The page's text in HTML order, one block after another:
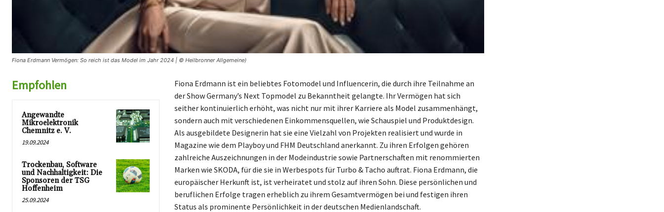
Fiona Erdmann Vermögen: So reich ist das Model im Jahr 2024 | © Heilbronner Allgemeine)
Empfohlen
Angewandte
Mikroelektronik
Chemnitz e. V.
19.09.2024
Trockenbau, Software
und Nachhaltigkeit: Die
Sponsoren der TSG
Hoffenheim
25.09.2024
Fiona Erdmann ist ein beliebtes Fotomodel und Influencerin, die durch ihre Teilnahme an
der Show Germany’s Next Topmodel zu Bekanntheit gelangte. Ihr Vermögen hat sich
seither kontinuierlich erhöht, was nicht nur mit ihrer Karriere als Model zusammenhängt,
sondern auch mit verschiedenen Einkommensquellen, wie Schauspiel und Produktdesign.
Als ausgebildete Designerin hat sie eine Vielzahl von Projekten realisiert und wurde in
Magazine wie dem Playboy und FHM Deutschland anerkannt. Zu ihren Erfolgen gehören
zahlreiche Auszeichnungen in der Modeindustrie sowie Partnerschaften mit renommierten
Marken wie SKODA, für die sie in Werbespots für Turbo & Tacho auftrat. Fiona Erdmann, die
europäischer Herkunft ist, ist verheiratet und stolz auf ihren Sohn. Diese persönlichen und
beruflichen Erfolge tragen erheblich zu ihrem Gesamtvermögen bei und festigen ihren
Status als prominente Persönlichkeit in der deutschen Medienlandschaft.